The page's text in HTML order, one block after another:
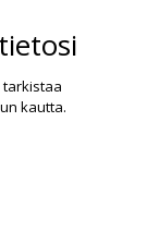
kautta.